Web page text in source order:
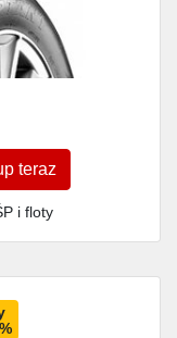
teraz
i floty